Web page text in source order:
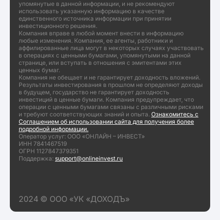
упомянутые в данной информации, и не рекомендуют
использовать указанную информацию в качестве
единственного источника информации при принятии
инвестиционного решения.
Компания вправе в любой момент внести в информацию
любые изменения. Компания, ее агенты, работники и
аффилированные лица могут в некоторых случаях участвовать
в операциях с ценными бумагами, упомянутыми на данной
странице, или вступать в отношения с эмитентами этих
ценных бумаг.
Компания не обещает и не гарантирует доходность вложений.
Результаты инвестирования в прошлом не определяют доходы
в будущем, государство не гарантирует доходность
инвестиций в ценные бумаги. Компания предупреждает, что
операции с ценными бумагами связаны с различными рисками
и требуют соответствующих знаний и опыта. Ознакомитесь с
Соглашением об использовании сайта для получения более
подробной информации.
Оператор услуг: ООО «ОНЛАЙН – ИНВЕСТ»
ИНН 7841467519
ОГРН 1127847379351
Поддержка: support@onlineinvest.ru
2024 © ООО «УК «ДОХОДЪ»